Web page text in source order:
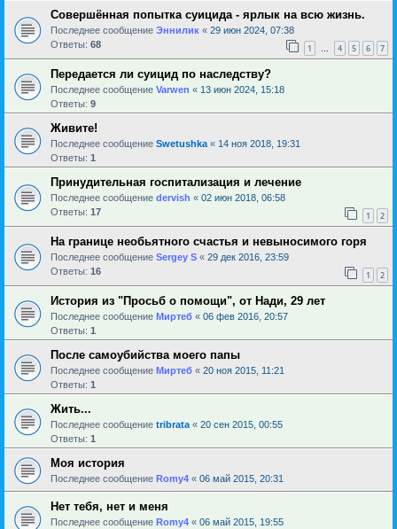
Совершённая попытка суицида - ярлык на всю жизнь.
Последнее сообщение Эннилик « 29 июн 2024, 07:38
Ответы: 68 1 … 4 5 6 7
Передается ли суицид по наследству?
Последнее сообщение Varwen « 13 июн 2024, 15:18
Ответы: 9
Живите!
Последнее сообщение Swetushka « 14 ноя 2018, 19:31
Ответы: 1
Принудительная госпитализация и лечение
Последнее сообщение dervish « 02 июн 2018, 06:58
Ответы: 17 1 2
На границе необьятного счастья и невыносимого горя
Последнее сообщение Sergey S « 29 дек 2016, 23:59
Ответы: 16 1 2
История из "Просьб о помощи", от Нади, 29 лет
Последнее сообщение Миртеб « 06 фев 2016, 20:57
Ответы: 1
После самоубийства моего папы
Последнее сообщение Миртеб « 20 ноя 2015, 11:21
Ответы: 1
Жить...
Последнее сообщение tribrata « 20 сен 2015, 00:55
Ответы: 1
Моя история
Последнее сообщение Romy4 « 06 май 2015, 20:31
Нет тебя, нет и меня
Последнее сообщение Romy4 « 06 май 2015, 19:55